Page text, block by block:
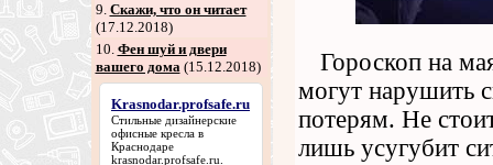
9. Скажи, что он читает
(17.12.2018)
10. Фен шуй и двери
вашего дома(15.12.2018)
Krasnodar.profsafe.ru
Стильные дизайнерские
офисные кресла в
Краснодаре
krasnodar.profsafe.ru
Гороскоп на
могут нарушить
потерям. Не
лишь усугубит